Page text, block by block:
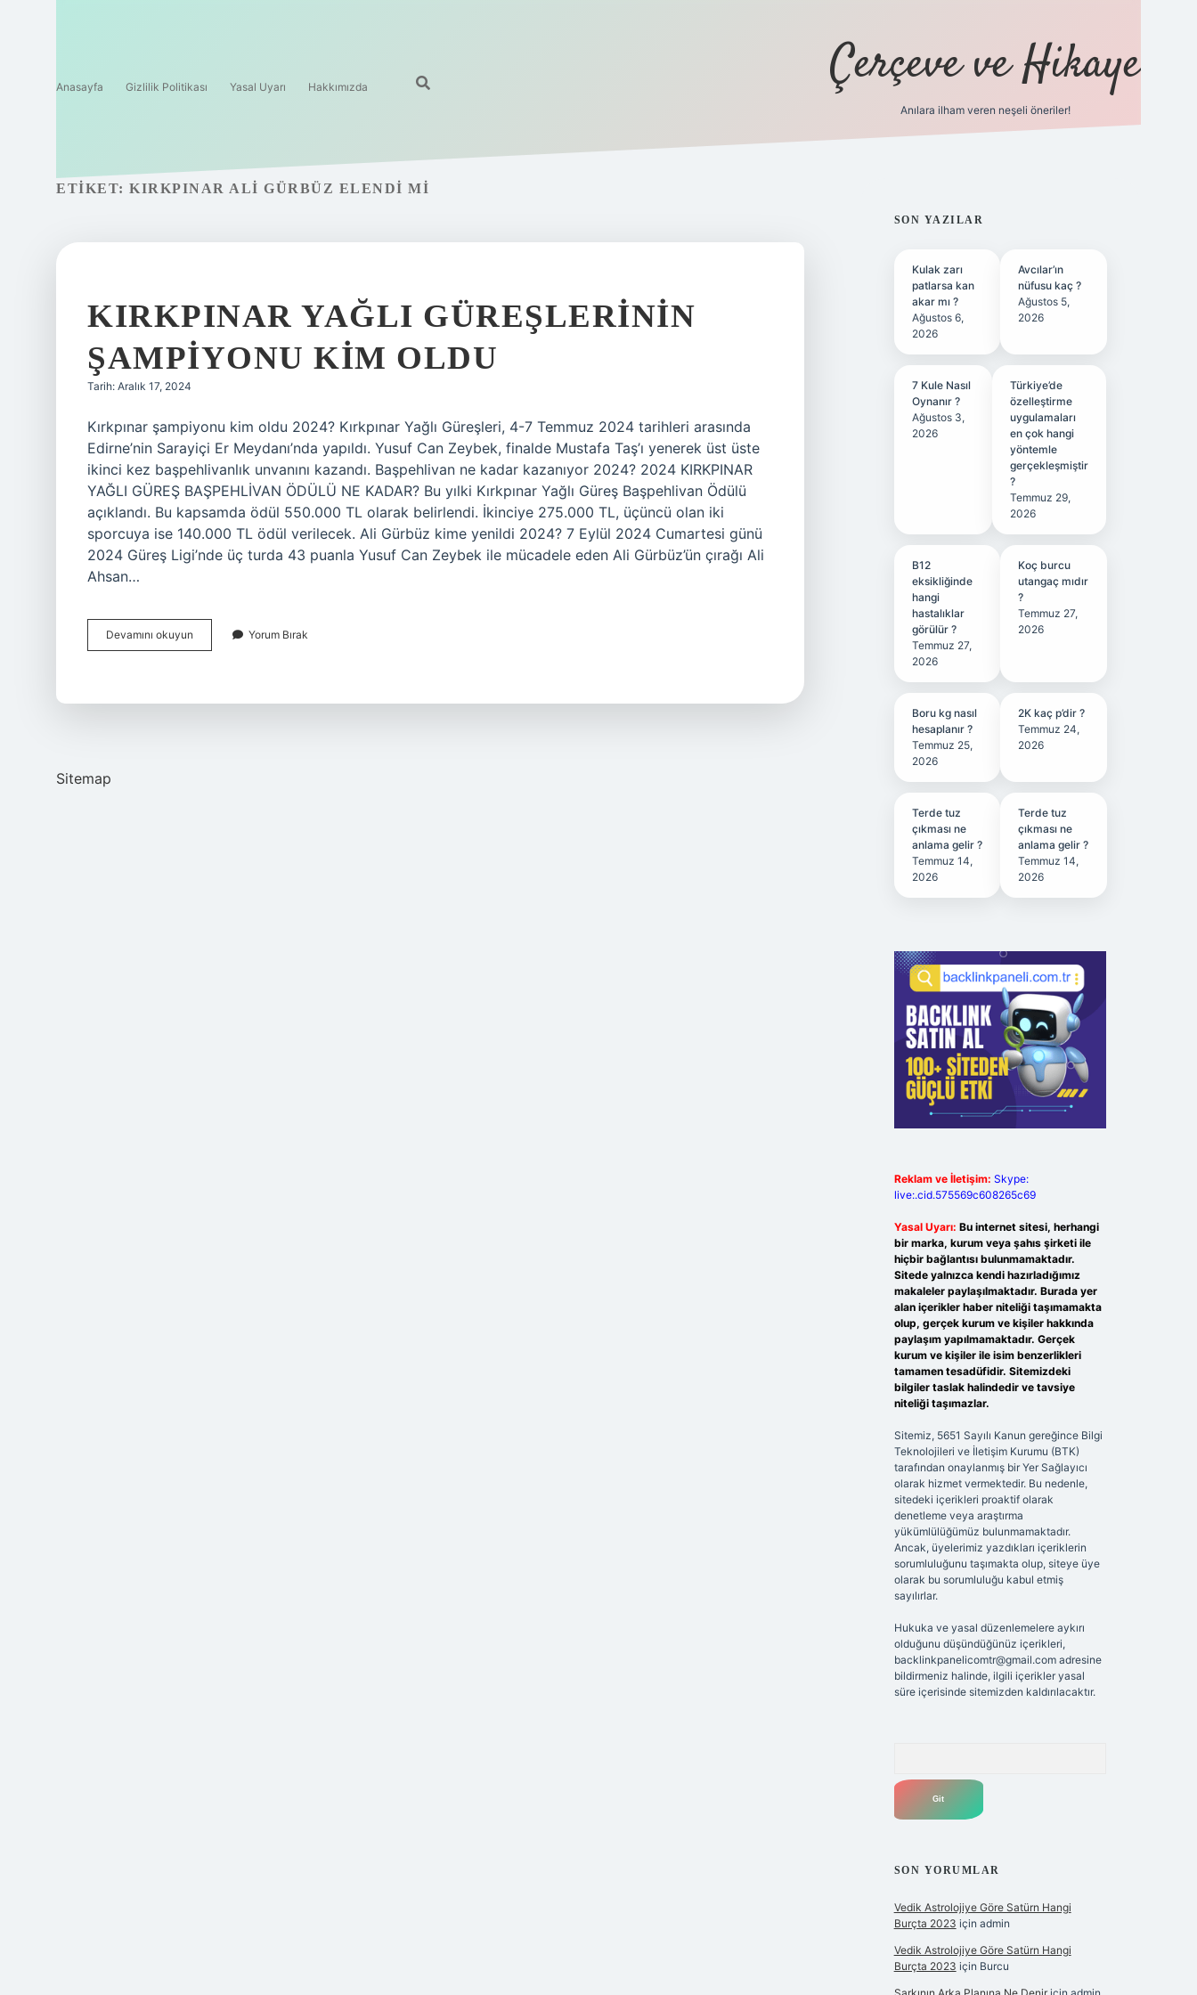
Anasayfa Gizlilik Politikası Yasal Uyarı Hakkımızda Çerçeve ve Hikaye
Anılara ilham veren neşeli öneriler!
ETIKET: KIRKPINAR ALI GÜRBÜZ ELENDI MI
KIRKPINAR YAĞLI GÜREŞLERININ
ŞAMPIYONU KIM OLDU
Tarih: Aralık 17, 2024
Kırkpınar şampiyonu kim oldu 2024? Kırkpınar Yağlı Güreşleri, 4-7 Temmuz 2024 tarihleri ​​arasında
Edirne’nin Sarayiçi Er Meydanı’nda yapıldı. Yusuf Can Zeybek, finalde Mustafa Taş’ı yenerek üst üste
ikinci kez başpehlivanlık unvanını kazandı. Başpehlivan ne kadar kazanıyor 2024? 2024 KIRKPINAR
YAĞLI GÜREŞ BAŞPEHLİVAN ÖDÜLÜ NE KADAR? Bu yılki Kırkpınar Yağlı Güreş Başpehlivan Ödülü
açıklandı. Bu kapsamda ödül 550.000 TL olarak belirlendi. İkinciye 275.000 TL, üçüncü olan iki
sporcuya ise 140.000 TL ödül verilecek. Ali Gürbüz kime yenildi 2024? 7 Eylül 2024 Cumartesi günü
2024 Güreş Ligi’nde üç turda 43 puanla Yusuf Can Zeybek ile mücadele eden Ali Gürbüz’ün çırağı Ali
Ahsan…
Devamını okuyun Kırkpınar
Yağlı
Yorum Bırak
Sitemap
SIDEBAR
SON YAZILAR
Kulak zarı
patlarsa kan
akar mı ?
Ağustos 6,
2026
Avcılar’ın
nüfusu kaç ?
Ağustos 5,
2026
7 Kule Nasıl
Oynanır ?
Ağustos 3,
2026
Türkiye’de
özelleştirme
uygulamaları
en çok hangi
yöntemle
gerçekleşmiştir
?
Temmuz 29,
2026
B12
eksikliğinde
hangi
hastalıklar
görülür ?
Temmuz 27,
2026
Koç burcu
utangaç mıdır
?
Temmuz 27,
2026
Boru kg nasıl
hesaplanır ?
Temmuz 25,
2026
2K kaç p’dir ?
Temmuz 24,
2026
Terde tuz
çıkması ne
anlama gelir ?
Temmuz 14,
2026
Terde tuz
çıkması ne
anlama gelir ?
Temmuz 14,
2026
Reklam ve İletişim: Skype:
live:.cid.575569c608265c69
Yasal Uyarı: Bu internet sitesi, herhangi
bir marka, kurum veya şahıs şirketi ile
hiçbir bağlantısı bulunmamaktadır.
Sitede yalnızca kendi hazırladığımız
makaleler paylaşılmaktadır. Burada yer
alan içerikler haber niteliği taşımamakta
olup, gerçek kurum ve kişiler hakkında
paylaşım yapılmamaktadır. Gerçek
kurum ve kişiler ile isim benzerlikleri
tamamen tesadüfidir. Sitemizdeki
bilgiler taslak halindedir ve tavsiye
niteliği taşımazlar.
Sitemiz, 5651 Sayılı Kanun gereğince Bilgi
Teknolojileri ve İletişim Kurumu (BTK)
tarafından onaylanmış bir Yer Sağlayıcı
olarak hizmet vermektedir. Bu nedenle,
sitedeki içerikleri proaktif olarak
denetleme veya araştırma
yükümlülüğümüz bulunmamaktadır.
Ancak, üyelerimiz yazdıkları içeriklerin
sorumluluğunu taşımakta olup, siteye üye
olarak bu sorumluluğu kabul etmiş
sayılırlar.
Hukuka ve yasal düzenlemelere aykırı
olduğunu düşündüğünüz içerikleri,
backlinkpanelicomtr@gmail.comadresine
bildirmeniz halinde, ilgili içerikler yasal
süre içerisinde sitemizden kaldırılacaktır.
SON YORUMLAR
Vedik Astrolojiye Göre Satürn Hangi
Burçta 2023 için admin
Vedik Astrolojiye Göre Satürn Hangi
Burçta 2023 için Burcu